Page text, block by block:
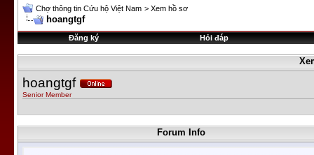
Chợ thông tin Cứu hộ Việt Nam > Xem hồ sơ
hoangtgf
Đăng ký Hỏi đáp
hoangtgf
Senior Member
Forum Info